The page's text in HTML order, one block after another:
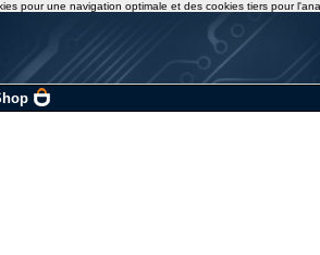
pour une navigation optimale et des cookies tiers pour